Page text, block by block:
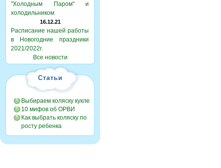
"Холодным Паром" и
холодильником
16.12.21
Расписание нашей работы
в Новогодние праздники
2021/2022г.
Все новости
Статьи
Выбираем коляску кукле
10 мифов об ОРВИ
Как выбрать коляску по
росту ребенка